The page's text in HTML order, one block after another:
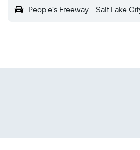
People's Freeway - Salt Lake